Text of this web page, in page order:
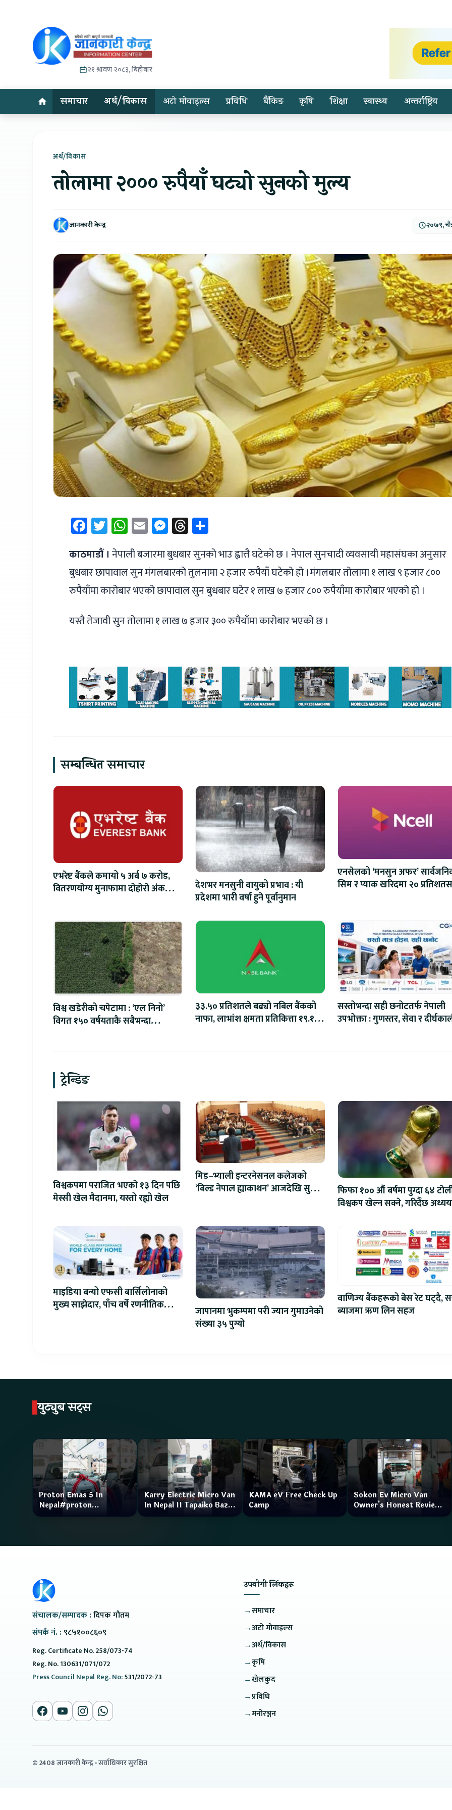
२१ श्रावण २०८३, बिहीबार
समाचार अर्थ/विकास अटो मोवाइल्स प्रविधि बैंकिङ कृषि शिक्षा स्वास्थ्य अन्तर्राष्ट्रिय
अर्थ/विकास
तोलामा २००० रुपैयाँ घट्यो सुनको मुल्य
जानकारी केन्द्र २०७९,
Facebook
Twitter
WhatsApp
EmailMessenger
Threads
काठमाडौं । नेपाली बजारमा बुधबार सुनको भाउ ह्वात्तै घटेको छ । नेपाल सुनचादी व्यवसायी महासंघका अनुसार
बुधबार छापावाल सुन मंगलबारको तुलनामा २ हजार रुपैयाँ घटेको हो ।मंगलबार तोलामा १ लाख ९ हजार ८००
रुपैयाँमा कारोबार भएको छापावाल सुन बुधबार घटेर १ लाख ७ हजार ८०० रुपैयाँमा कारोबार भएको हो ।
यस्तै तेजावी सुन तोलामा १ लाख ७ हजार ३०० रुपैयाँमा कारोबार भएको छ ।
सम्बन्धित समाचार
एभरेष्ट बैंकले कमायो ५ अर्ब ७ करोड,
वितरणयोग्य मुनाफामा दोहोरो अंकको
देशभर मनसुनी वायुको प्रभाव : यी
प्रदेशमा भारी वर्षा हुने पूर्वानुमान
एनसेलको ‘मनसुन अफर’
सिम र प्याक खरिदमा २०
विश्व खडेरीको चपेटामा : ‘एल निनो’
विगत १५० वर्षयताकै सबैभन्दा
३३.५० प्रतिशतले बढ्यो नबिल बैंकको
नाफा, लाभांश क्षमता प्रतिकित्ता १९.१०
सस्तोभन्दा सही छनोटतर्फ नेपाली
उपभोक्ता : गुणस्तर, सेवा र
ट्रेन्डिङ
विश्वकपमा पराजित भएको १३ दिन पछि
मेस्सी खेल मैदानमा, यस्तो रह्यो खेल
मिड–भ्याली इन्टरनेसनल कलेजको
‘बिल्ड नेपाल ह्याकाथन’ आजदेखि सुरु,
फिफा १०० औं बर्षमा पुग्दा ६४
विश्वकप खेल्न सक्ने, गरिदैँछ
माइडिया बन्यो एफसी बार्सिलोनाको
मुख्य साझेदार, पाँच वर्षे रणनीतिक
जापानमा भुकम्पमा परी ज्यान गुमाउनेको
संख्या ३५ पुग्यो
वाणिज्य बैंकहरूको बेस रेट घट्दै,
ब्याजमा ऋण लिन सहज
युट्युब सट्स
Proton Emas 5 In
Nepal#proton
#protonemas5#protonnepal#evcarnepal
Karry Electric Micro Van
In Nepal II Tapaiko Bazar
II Jankari Kendra
KAMA eV Free Check Up
Camp
Sokon Ev Micro Van
Owner's Honest Review
How is the service?
संचालक/सम्पादक :दिपक गौतम
संपर्क नं. :९८५१००८६०९
Reg. Certificate No. 258/073-74
Reg. No. 130631/071/072
Press Council Nepal Reg. No:531/2072-73
उपयोगी लिंकहरु
→समाचार
→अटो मोवाइल्स
→अर्थ/विकास
→कृषि
→खेलकुद
→प्रविधि
→मनोरञ्जन
© 2408 जानकारी केन्द्र सर्वाधिकार सुरक्षित